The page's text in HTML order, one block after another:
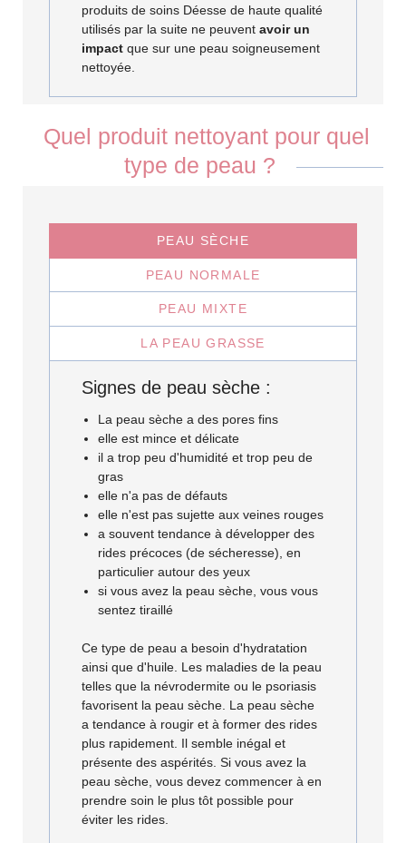
produits de soins Déesse de haute qualité
utilisés par la suite ne peuventavoir un
impact que sur une peau soigneusement
nettoyée.
Quel produit nettoyant pour quel
type de peau ?
PEAU SÈCHE
PEAU NORMALE
PEAU MIXTE
LA PEAU GRASSE
Signes de peau sèche :
La peau sèche a des pores fins
elle est mince et délicate
il a trop peu d'humidité et trop peu de
gras
elle n'a pas de défauts
elle n'est pas sujette aux veines rouges
a souvent tendance à développer des
rides précoces (de sécheresse), en
particulier autour des yeux
si vous avez la peau sèche, vous vous
sentez tiraillé
Ce type de peau a besoin d'hydratation
ainsi que d'huile. Les maladies de la peau
telles que la névrodermite ou le psoriasis
favorisent la peau sèche. La peau sèche
a tendance à rougir et à former des rides
plus rapidement. Il semble inégal et
présente des aspérités. Si vous avez la
peau sèche, vous devez commencer à en
prendre soin le plus tôt possible pour
éviter les rides.